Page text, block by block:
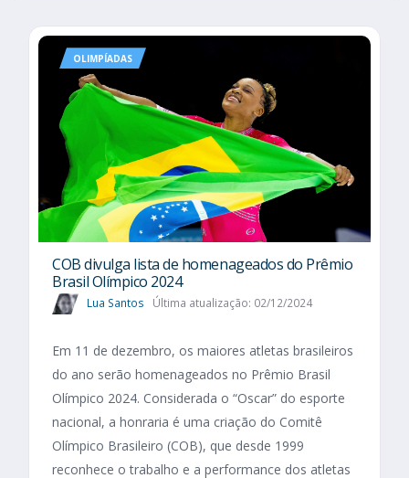
OLIMPÍADAS
COB divulga lista de homenageados do Prêmio
Brasil Olímpico 2024
Lua Santos Última atualização: 02/12/2024
Em 11 de dezembro, os maiores atletas brasileiros
do ano serão homenageados no Prêmio Brasil
Olímpico 2024. Considerada o “Oscar” do esporte
nacional, a honraria é uma criação do Comitê
Olímpico Brasileiro (COB), que desde 1999
reconhece o trabalho e a performance dos atletas